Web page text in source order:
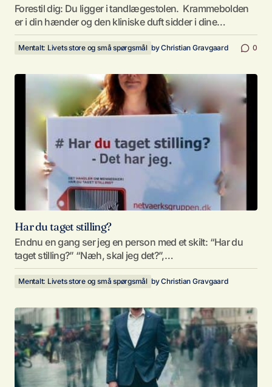
Forestil dig: Du ligger i tandlægestolen. Krammebolden
er i din hænder og den kliniske duft sidder i dine…
Mentalt: Livets store og små spørgsmål byChristian Gravgaard 0
Har du taget stilling?
Endnu en gang ser jeg en person med et skilt: “Har du
taget stilling?” “Næh, skal jeg det?”,…
Mentalt: Livets store og små spørgsmål byChristian Gravgaard